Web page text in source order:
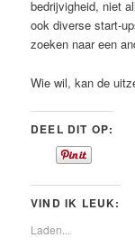
bedrijvigheid, niet
ook diverse start-
zoeken naar een
Wie wil, kan de
DEEL DIT OP:
VIND IK LEUK:
Laden...